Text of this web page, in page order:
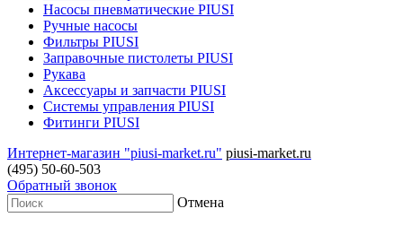
Насосы пневматические PIUSI
Ручные насосы
Фильтры PIUSI
Заправочные пистолеты PIUSI
Рукава
Аксессуары и запчасти PIUSI
Системы управления PIUSI
Фитинги PIUSI
Интернет-магазин "piusi-market.ru" piusi-market.ru
(495) 50-60-503
Обратный звонок
Отмена